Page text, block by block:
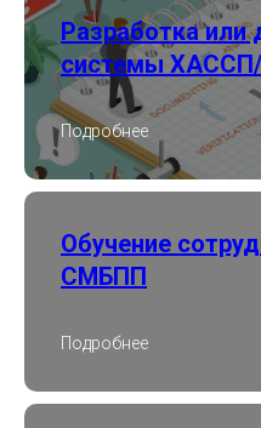
Разработка или
системы
Подробнее
Обучение
СМБПП
Подробнее